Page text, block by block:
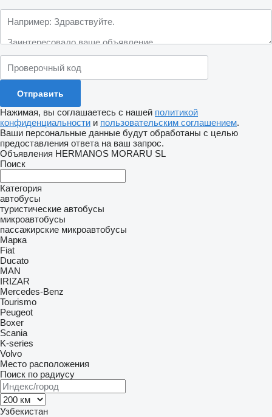
Нажимая, вы соглашаетесь с нашей политикой
конфиденциальности и пользовательским соглашением.
Ваши персональные данные будут обработаны с целью
предоставления ответа на ваш запрос.
Объявления HERMANOS MORARU SL
Поиск
Категория
автобусы
туристические автобусы
микроавтобусы
пассажирские микроавтобусы
Марка
Fiat
Ducato
MAN
IRIZAR
Mercedes-Benz
Tourismo
Peugeot
Boxer
Scania
K-series
Volvo
Место расположения
Поиск по радиусу
Узбекистан